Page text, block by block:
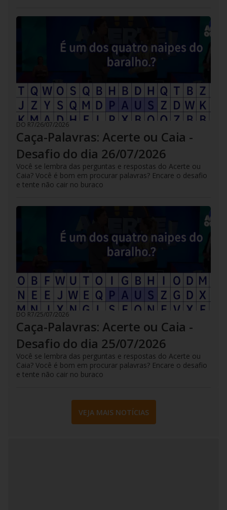
DO R7/26/07/2026
Caça-Palavras: Acerte ou Caia -
Desafio do dia 26/07/2026
Você se lembra das perguntas e respostas do Acerte ou
Caia? Você é bom em procurar palavras? Encare o desafio
e tente não cair no buraco
DO R7/25/07/2026
Caça-Palavras: Acerte ou Caia -
Desafio do dia 25/07/2026
Você se lembra das perguntas e respostas do Acerte ou
Caia? Você é bom em procurar palavras? Encare o desafio
e tente não cair no buraco
VEJA MAIS NOTÍCIAS